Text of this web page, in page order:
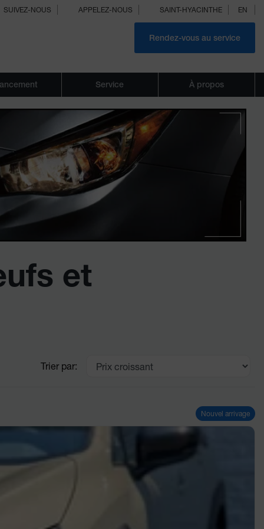
SUIVEZ-NOUS APPELEZ-NOUS SAINT-HYACINTHE EN
Rendez-vous au service
Service À propos
et
Trier par:
Nouvel arrivage